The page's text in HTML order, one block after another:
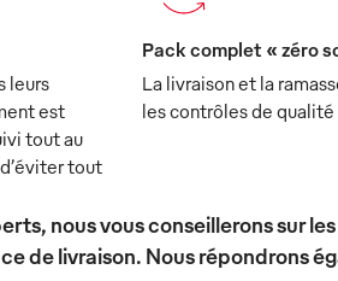
leurs
est
tout au
tout
Pack complet « zéro
La livraison et la
les contrôles de qualité
nous vous conseillerons sur
de livraison. Nous répondrons